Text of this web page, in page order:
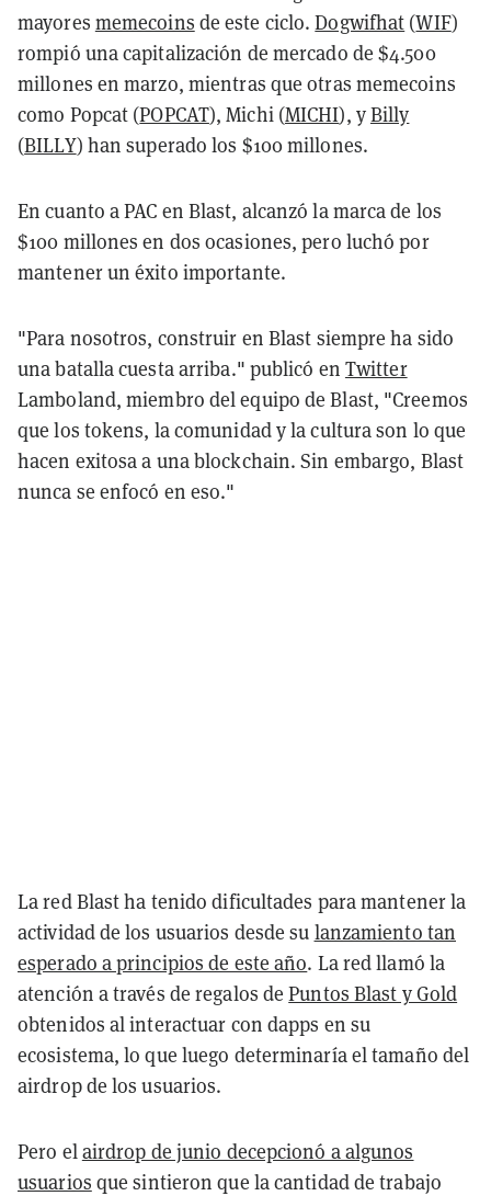
mayores memecoins de este ciclo.Dogwifhat (WIF)
rompió una capitalización de mercado de $4.500
millones en marzo, mientras que otras memecoins
como Popcat (POPCAT), Michi (MICHI), yBilly
(BILLY) han superado los $100 millones.
En cuanto a PAC en Blast, alcanzó la marca de los
$100 millones en dos ocasiones, pero luchó por
mantener un éxito importante.
"Para nosotros, construir en Blast siempre ha sido
una batalla cuesta arriba." publicó en Twitter
Lamboland, miembro del equipo de Blast, "Creemos
que los tokens, la comunidad y la cultura son lo que
hacen exitosa a una blockchain. Sin embargo, Blast
nunca se enfocó en eso."
La red Blast ha tenido dificultades para mantener la
actividad de los usuarios desde su lanzamiento tan
esperado a principios de este año. La red llamó la
atención a través de regalos dePuntos Blast y Gold
obtenidos al interactuar con dapps en su
ecosistema, lo que luego determinaría el tamaño del
airdrop de los usuarios.
Pero elairdrop de junio decepcionó a algunos
usuarios que sintieron que la cantidad de trabajo